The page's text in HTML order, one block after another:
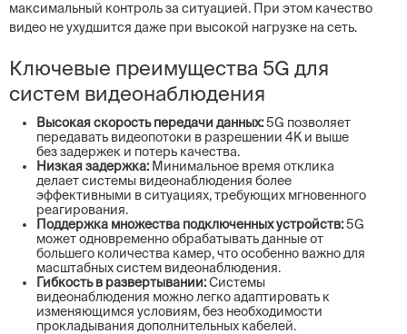
максимальный контроль за ситуацией. При этом качество
видео не ухудшится даже при высокой нагрузке на сеть.
Ключевые преимущества 5G для
систем видеонаблюдения
Высокая скорость передачи данных:5G позволяет
передавать видеопотоки в разрешении 4K и выше
без задержек и потерь качества.
Низкая задержка: Минимальное время отклика
делает системы видеонаблюдения более
эффективными в ситуациях, требующих мгновенного
реагирования.
Поддержка множества подключенных устройств:5G
может одновременно обрабатывать данные от
большего количества камер, что особенно важно для
масштабных систем видеонаблюдения.
Гибкость в развертывании:Системы
видеонаблюдения можно легко адаптировать к
изменяющимся условиям, без необходимости
прокладывания дополнительных кабелей.